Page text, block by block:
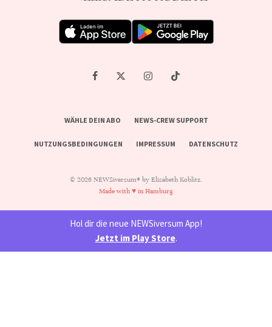
WÄHLE DEIN ABO NEWS-CREW SUPPORT
NUTZUNGSBEDINGUNGEN IMPRESSUM DATENSCHUTZ
© 2026 NEWSiversum® by Elisabeth Koblitz.
Made with ♥ in Hamburg
Hol dir die neue NEWSiversum App!
Jetzt im Play Store.